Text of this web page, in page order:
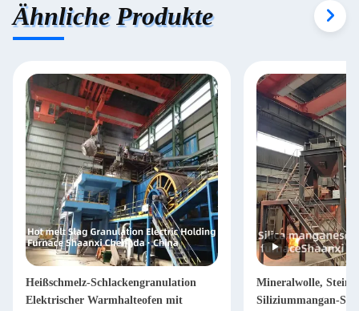
Ähnliche Produkte
Heißschmelz-Schlackengranulation
Elektrischer Warmhalteofen mit
Mineralwolle,
Siliziummangan-